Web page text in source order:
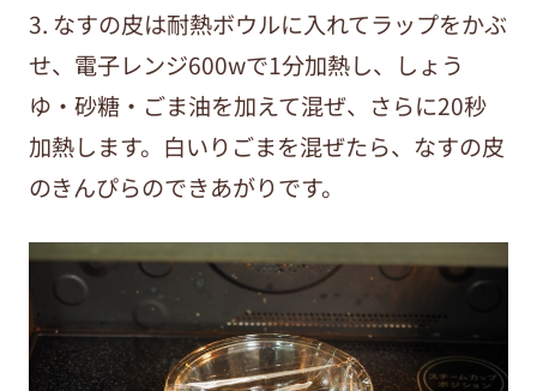
3. なすの皮は耐熱ボウルに入れてラップをかぶ
せ、電子レンジ600wで1分加熱し、しょう
ゆ・砂糖・ごま油を加えて混ぜ、さらに20秒
加熱します。白いりごまを混ぜたら、なすの皮
のきんぴらのできあがりです。